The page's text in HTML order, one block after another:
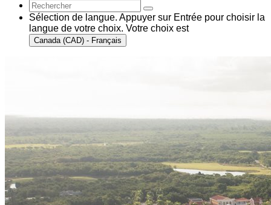
Sélection de langue. Appuyer sur Entrée pour choisir la
langue de votre choix. Votre choix est
Canada (CAD) - Français